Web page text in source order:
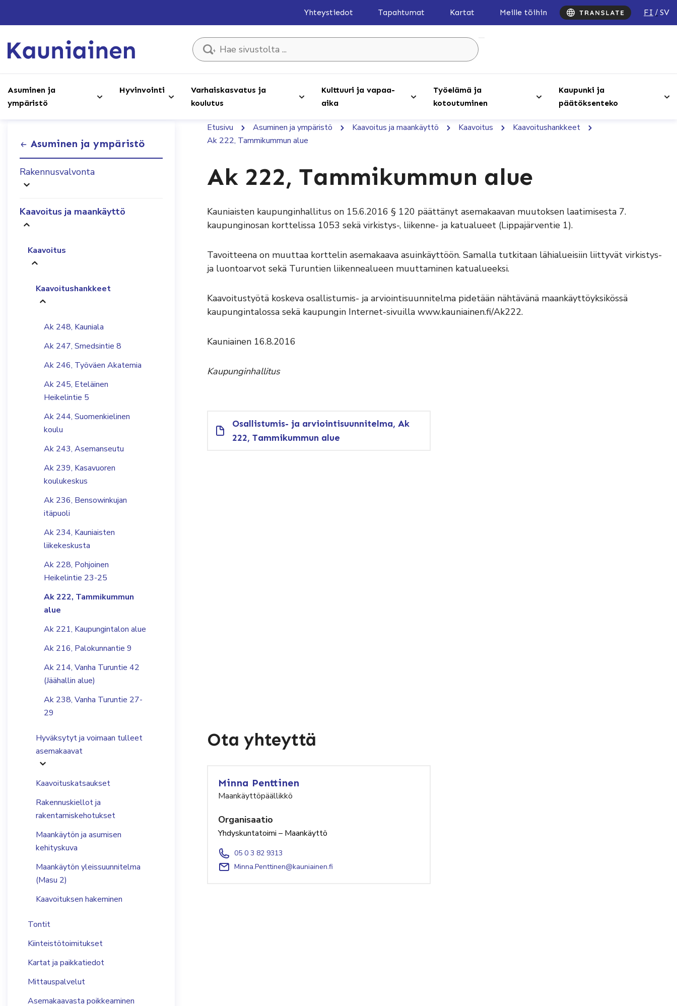
Yhteystiedot Tapahtumat Kartat Meille töihin FI SV
Hae sivustolta ...
Asuminen ja
ympäristö
Hyvinvointi
Varhaiskasvatus ja
koulutus
Kulttuuri ja vapaa-
aika
Työelämä ja
kotoutuminen
Kaupunki ja
päätöksenteko
Asuminen ja ympäristö
Rakennusvalvonta
Kaavoitus ja maankäyttö
Kaavoitus
Kaavoitushankkeet
Ak 248, Kauniala
Ak 247, Smedsintie 8
Ak 246, Työväen Akatemia
Ak 245, Eteläinen
Heikelintie 5
Ak 244, Suomenkielinen
koulu
Ak 243, Asemanseutu
Ak 239, Kasavuoren
koulukeskus
Ak 236, Bensowinkujan
itäpuoli
Ak 234, Kauniaisten
liikekeskusta
Ak 228, Pohjoinen
Heikelintie 23-25
Ak 222, Tammikummun
alue
Ak 221, Kaupungintalon alue
Ak 216, Palokunnantie 9
Ak 214, Vanha Turuntie 42
(Jäähallin alue)
Ak 238, Vanha Turuntie 27-
29
Hyväksytyt ja voimaan tulleet
asemakaavat
Kaavoituskatsaukset
Rakennuskiellot ja
rakentamiskehotukset
Maankäytön ja asumisen
kehityskuva
Maankäytön yleissuunnitelma
(Masu 2)
Kaavoituksen hakeminen
Tontit
Kiinteistötoimitukset
Kartat ja paikkatiedot
Mittauspalvelut
Asemakaavasta poikkeaminen
Etusivu Asuminen ja ympäristö Kaavoitus ja maankäyttö Kaavoitus
Kaavoitushankkeet
Ak 222, Tammikummun alue
Ak 222, Tammikummun alue
Kauniaisten kaupunginhallitus on 15.6.2016 § 120 päättänyt asemakaavan muutoksen laatimisesta 7.
kaupunginosan korttelissa 1053 sekä virkistys-, liikenne- ja katualueet (Lippajärventie 1).
Tavoitteena on muuttaa korttelin asemakaava asuinkäyttöön. Samalla tutkitaan lähialueisiin liittyvät virkistys-
ja luontoarvot sekä Turuntien liikennealueen muuttaminen katualueeksi.
Kaavoitustyötä koskeva osallistumis- ja arviointisuunnitelma pidetään nähtävänä maankäyttöyksikössä
kaupungintalossa sekä kaupungin Internet-sivuilla www.kauniainen.fi/Ak222.
Kauniainen 16.8.2016
Kaupunginhallitus
Osallistumis- ja arviointisuunnitelma, Ak
222, Tammikummun alue
Ota yhteyttä
Minna Penttinen
Maankäyttöpäällikkö
Organisaatio
Yhdyskuntatoimi – Maankäyttö
05 0 3 82 9313
Minna.Penttinen@kauniainen.fi